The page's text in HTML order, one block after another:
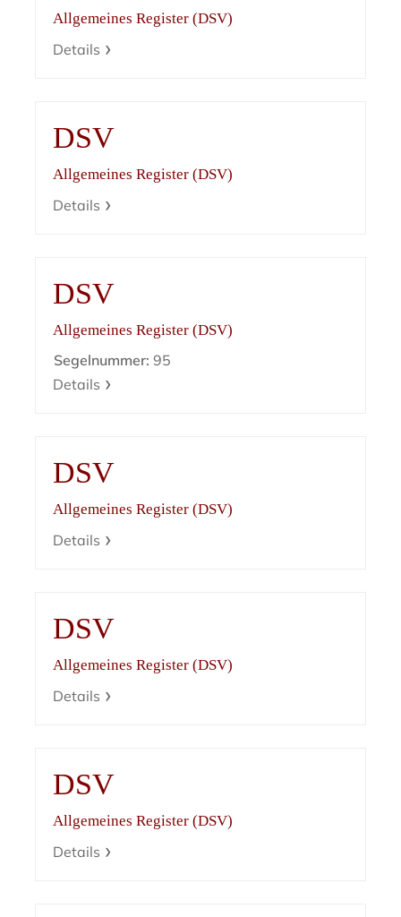
Allgemeines Register (DSV)
Details
DSV
Allgemeines Register (DSV)
Details
DSV
Allgemeines Register (DSV)
Segelnummer: 95
Details
DSV
Allgemeines Register (DSV)
Details
DSV
Allgemeines Register (DSV)
Details
DSV
Allgemeines Register (DSV)
Details